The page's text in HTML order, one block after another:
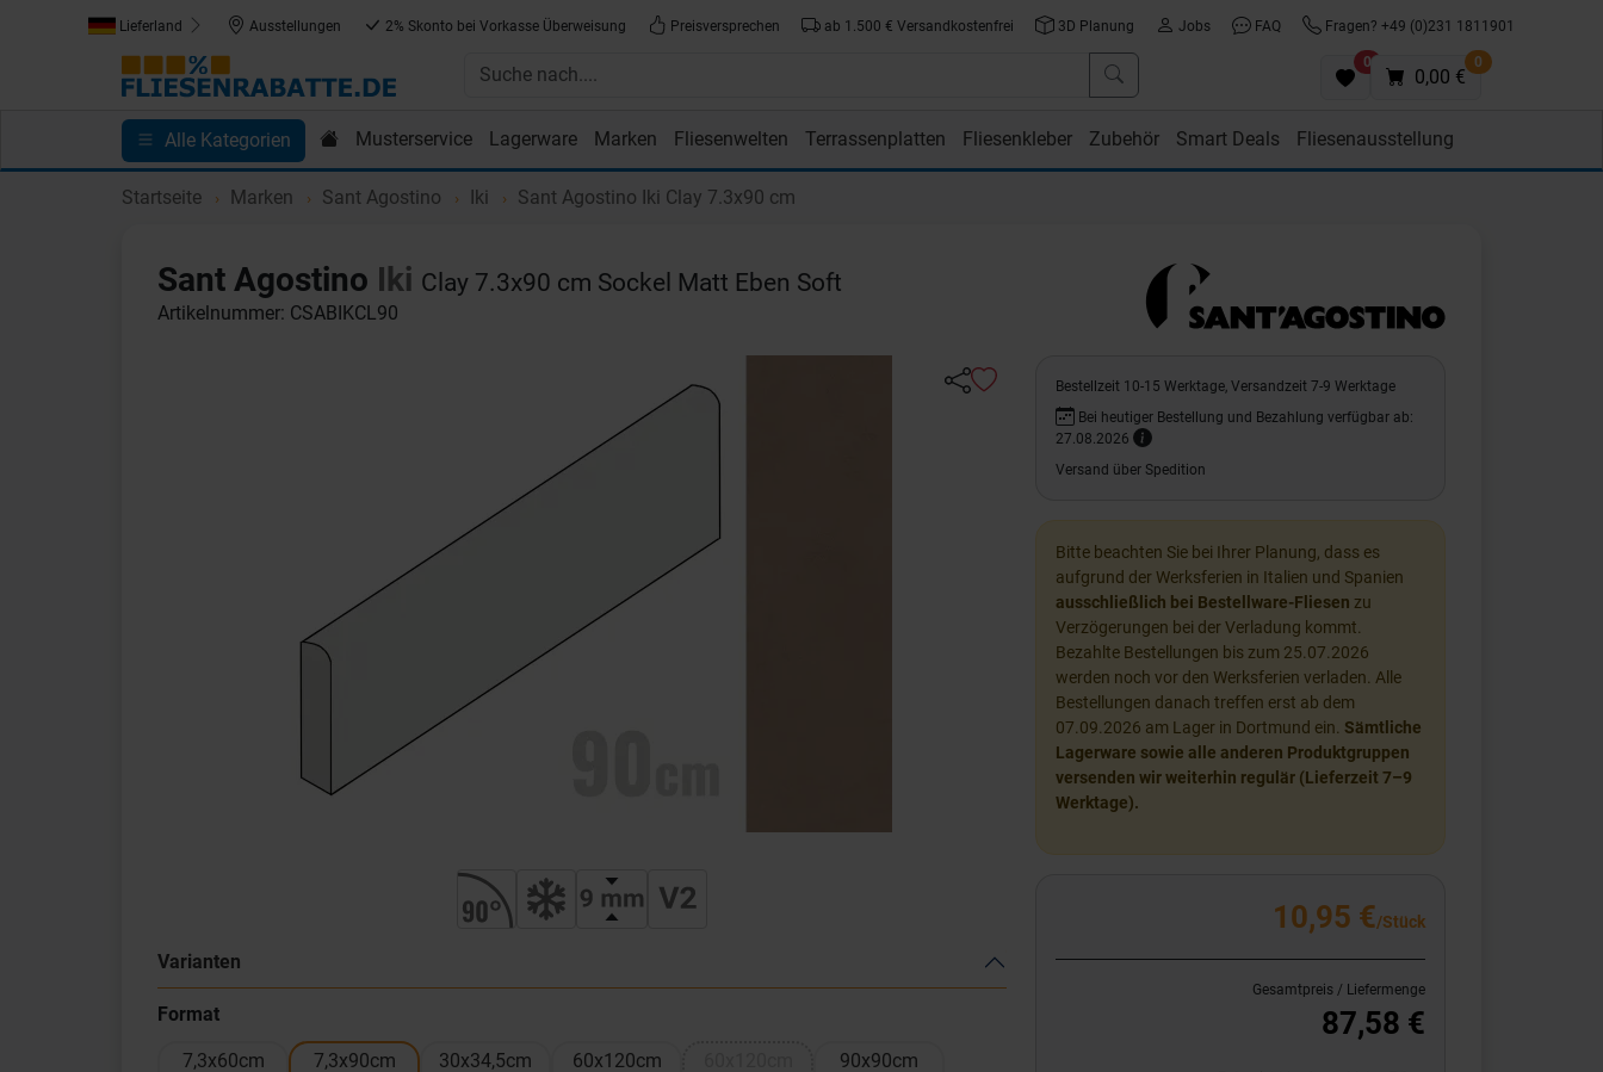
Lieferland Ausstellungen 2% Skonto bei Vorkasse Überweisung Preisversprechen ab 1.500 € Versandkostenfrei 3D Planung Jobs FAQ Fragen? +49 (0)231 1811901
0 0
0,00 €
Alle Kategorien Musterservice Lagerware Marken Fliesenwelten Terrassenplatten Fliesenkleber Zubehör Smart Deals Fliesenausstellung
Kundenprojekte Blog Einkaufen bei Fliesenrabatte.de
Startseite Marken Sant Agostino Iki Sant Agostino Iki Clay 7.3x90 cm
Sant Agostino Iki Clay 7.3x90 cm Sockel Matt Eben Soft
Artikelnummer: CSABIKCL90
Varianten
Format
7,3x60cm 7,3x90cm 30x34,5cm 60x120cm 90x90cm
Bestellzeit 10-15 Werktage, Versandzeit 7-9 Werktage
Bei heutiger Bestellung und Bezahlung verfügbar ab:
27.08.2026
Versand über Spedition
Bitte beachten Sie bei Ihrer Planung, dass es
aufgrund der Werksferien in Italien und Spanien
ausschließlich bei Bestellware-Fliesen zu
Verzögerungen bei der Verladung kommt.
Bezahlte Bestellungen bis zum 25.07.2026
werden noch vor den Werksferien verladen. Alle
Bestellungen danach treffen erst ab dem
07.09.2026 am Lager in Dortmund ein. Sämtliche
Lagerware sowie alle anderen Produktgruppen
versenden wir weiterhin regulär (Lieferzeit 7–9
Werktage).
10,95 €/Stück
Gesamtpreis / Liefermenge
87,58 €